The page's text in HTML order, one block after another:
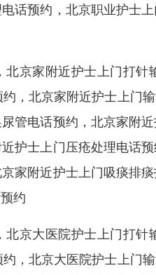
话预约，北京职业护士
京家附近护士上门打
，北京家附近护士上门
管电话预约，北京家附
护士上门压疮处理电话
家附近护士上门吸痰排
约
京大医院护士上门打
，北京大医院护士上门